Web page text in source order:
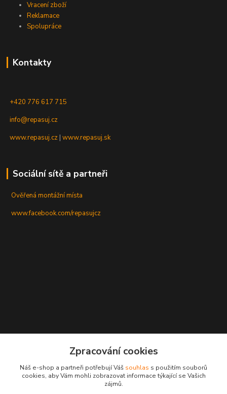
Vracení zboží
Reklamace
Spolupráce
Kontakty
+420 776 617 715
info@repasuj.cz
www.repasuj.cz |www.repasuj.sk
Sociální sítě a partneři
Ověřená montážní místa
www.facebook.com/repasujcz
Zpracování cookies
Náš e-shop a partneři potřebují Váš souhlas s použitím souborů
cookies, aby Vám mohli zobrazovat informace týkající se Vašich
zájmů.